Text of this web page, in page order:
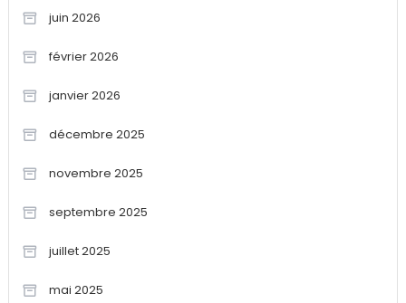
juin 2026
février 2026
janvier 2026
décembre 2025
novembre 2025
septembre 2025
juillet 2025
mai 2025